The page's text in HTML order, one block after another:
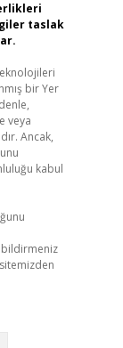
taslak
bir Yer
veya
Ancak,
kabul